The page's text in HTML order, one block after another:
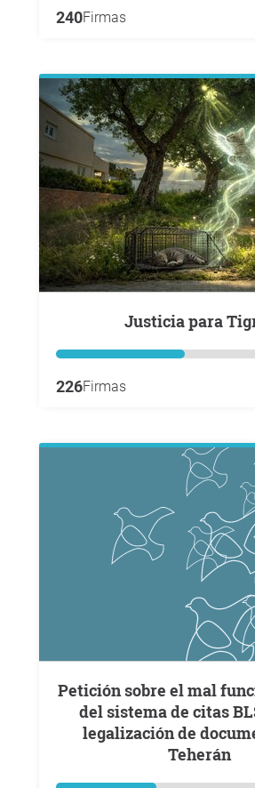
240Firmas
Justicia para
226Firmas
Petición sobre el mal funcionamiento
del sistema de citas
legalización de
Teherán